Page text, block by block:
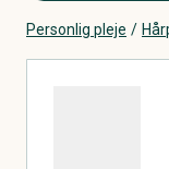
Personlig pleje /